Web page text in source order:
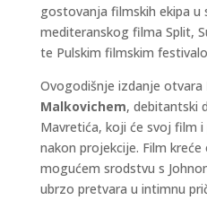
gostovanja filmskih ekipa u
mediteranskog filma Split,
te Pulskim filmskim
Ovogodišnje izdanje otvara
Malkovichem, debitantski
Mavretića, koji će svoj film
nakon projekcije. Film
mogućem srodstvu s
ubrzo pretvara u intimnu